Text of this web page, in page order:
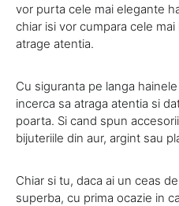
vor purta cele mai elegante
chiar isi vor cumpara cele
atrage atentia.
Cu siguranta pe langa
incerca sa atraga atentia si
poarta. Si cand spun
bijuteriile din aur, argint sau
Chiar si tu, daca ai un ceas
superba, cu prima ocazie in